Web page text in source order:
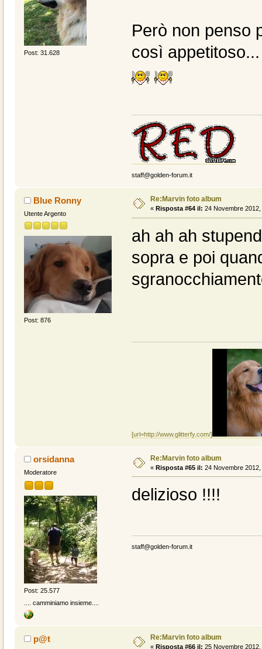
Post: 31.628
Però non penso
così
staff@golden-forum.it
Blue Ronny
Utente Argento
Post: 876
Re:Marvin foto album
« Risposta #64 il: 24 Novembre
ah ah ah
sopra e poi
[url=http://www.glitterfy.com/]
orsidanna
Moderatore
Post: 25.577
.... camminiamo insieme....
Re:Marvin foto album
« Risposta #65 il: 24 Novembre
delizioso !!!!
staff@golden-forum.it
p@t Re:Marvin foto album
« Risposta #66 il: 25 Novembre